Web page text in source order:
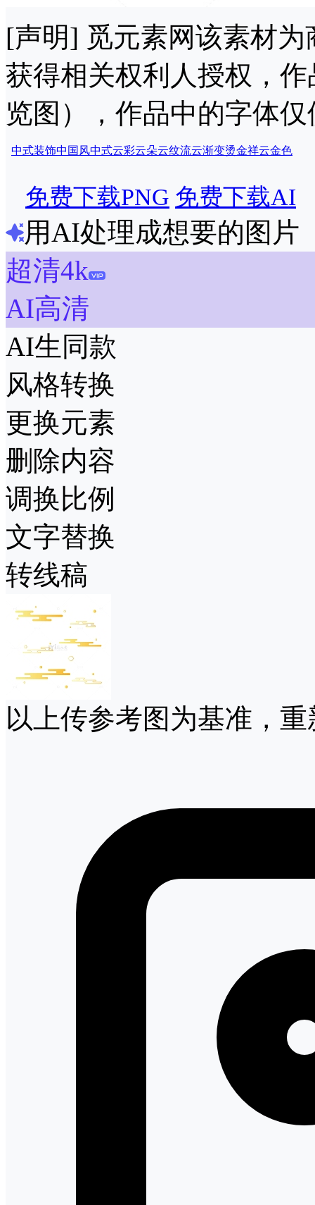
[声明] 觅元素网该素材
获得相关权利人授权，
览图），作品中的字体
中式装饰中国风中式云彩云朵云纹流云渐变烫金祥云金色
免费下载PNG 免费下载AI
用AI处理成想要的图片
超清4k
AI高清
AI生同款
风格转换
更换元素
删除内容
调换比例
文字替换
转线稿
以上传参考图为基准，